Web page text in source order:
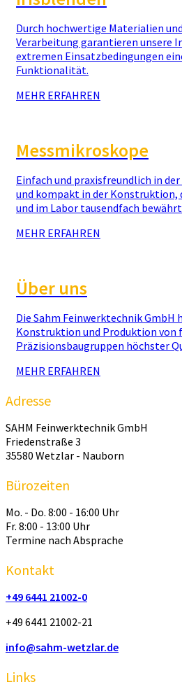
Durch hochwertige Materialien
Verarbeitung garantieren unsere
extremen Einsatzbedingungen
Funktionalität.
MEHR ERFAHREN
Messmikroskope
Einfach und praxisfreundlich in
und kompakt in der Konstruktion,
und im Labor tausendfach
MEHR ERFAHREN
Über uns
Die Sahm Feinwerktechnik GmbH
Konstruktion und Produktion von
Präzisionsbaugruppen höchster
MEHR ERFAHREN
Adresse
SAHM Feinwerktechnik GmbH
Friedenstraße 3
35580 Wetzlar - Nauborn
Bürozeiten
Mo. - Do. 8:00 - 16:00 Uhr
Fr. 8:00 - 13:00 Uhr
Termine nach Absprache
Kontakt
+49 6441 21002-0
+49 6441 21002-21
info@sahm-wetzlar.de
Links